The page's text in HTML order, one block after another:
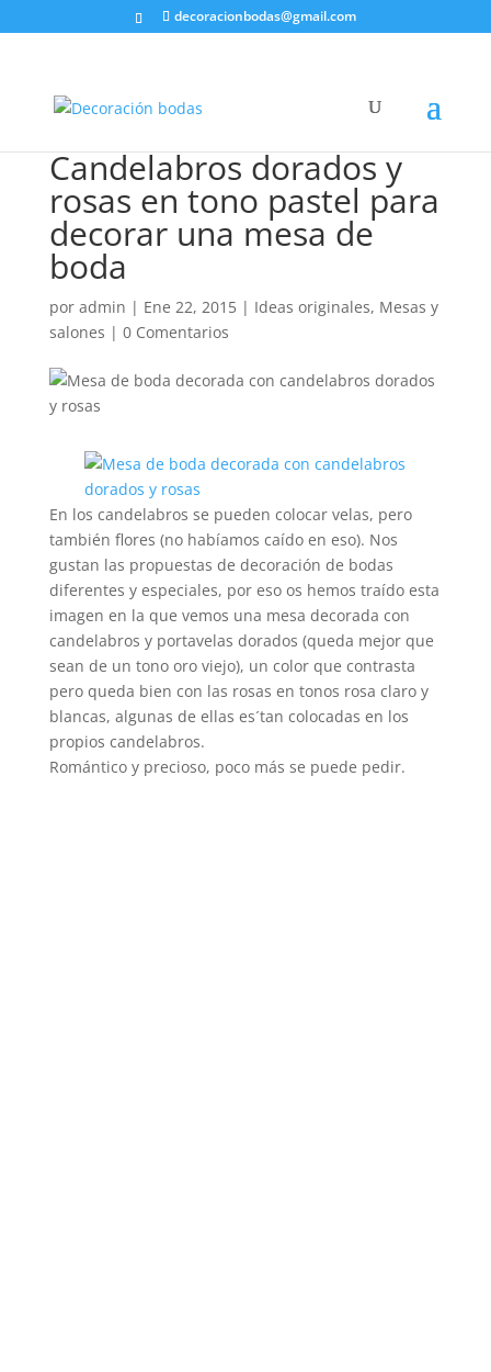
decoracionbodas@gmail.com
Candelabros dorados y
rosas en tono pastel para
decorar una mesa de
boda
por admin | Ene 22, 2015| Ideas originales, Mesas y
salones | 0 Comentarios
En los candelabros se pueden colocar velas, pero
también flores (no habíamos caído en eso). Nos
gustan las propuestas de decoración de bodas
diferentes y especiales, por eso os hemos traído esta
imagen en la que vemos una mesa decorada con
candelabros y portavelas dorados (queda mejor que
sean de un tono oro viejo), un color que contrasta
pero queda bien con las rosas en tonos rosa claro y
blancas, algunas de ellas es´tan colocadas en los
propios candelabros.
Romántico y precioso, poco más se puede pedir.